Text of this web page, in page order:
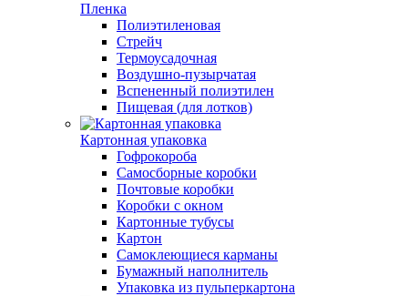
Пленка
Полиэтиленовая
Стрейч
Термоусадочная
Воздушно-пузырчатая
Вспененный полиэтилен
Пищевая (для лотков)
Картонная упаковка
Гофрокороба
Самосборные коробки
Почтовые коробки
Коробки с окном
Картонные тубусы
Картон
Самоклеющиеся карманы
Бумажный наполнитель
Упаковка из пульперкартона